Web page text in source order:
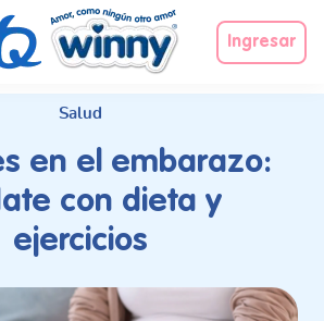
Ingresar
Salud
en el embarazo:
con dieta y
ejercicios